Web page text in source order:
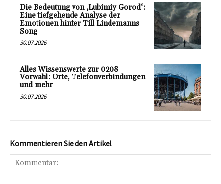
Die Bedeutung von ‚Lubimiy Gorod‘:
Eine tiefgehende Analyse der
Emotionen hinter Till Lindemanns
Song
30.07.2026
Alles Wissenswerte zur 0208
Vorwahl: Orte, Telefonverbindungen
und mehr
30.07.2026
Kommentieren Sie den Artikel